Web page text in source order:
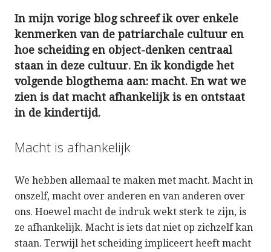
In mijn vorige blog schreef ik over enkele
kenmerken van de patriarchale cultuur en
hoe scheiding en object-denken centraal
staan in deze cultuur. En ik kondigde het
volgende blogthema aan: macht. En wat we
zien is dat macht afhankelijk is en ontstaat
in de kindertijd.
Macht is afhankelijk
We hebben allemaal te maken met macht. Macht in
onszelf, macht over anderen en van anderen over
ons. Hoewel macht de indruk wekt sterk te zijn, is
ze afhankelijk. Macht is iets dat niet op zichzelf kan
staan. Terwijl het scheiding impliceert heeft macht